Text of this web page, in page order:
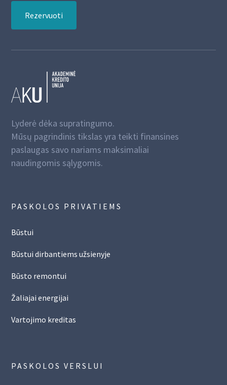
Rezervuoti
Lyderė dėka supratingumo.
Mūsų pagrindinis tikslas yra teikti finansines
paslaugas savo nariams maksimaliai
naudingomis sąlygomis.
PASKOLOS PRIVATIEMS
Būstui
Būstui dirbantiems užsienyje
Būsto remontui
Žaliajai energijai
Vartojimo kreditas
PASKOLOS VERSLUI